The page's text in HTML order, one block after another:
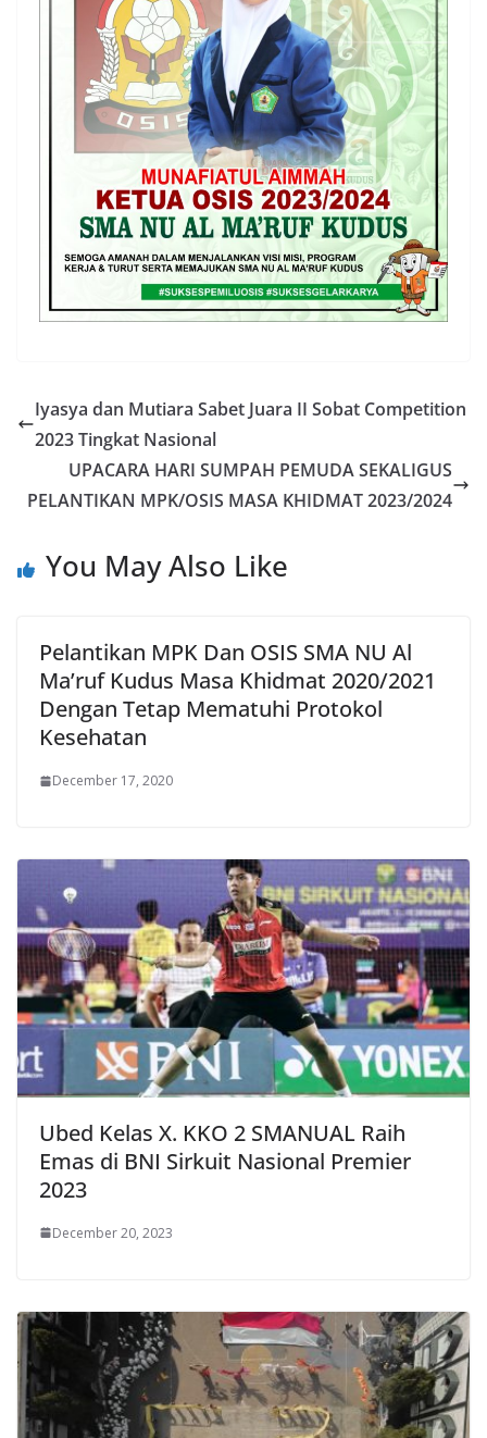
Iyasya dan Mutiara Sabet Juara II Sobat Competition
2023 Tingkat Nasional
UPACARA HARI SUMPAH PEMUDA SEKALIGUS
PELANTIKAN MPK/OSIS MASA KHIDMAT 2023/2024
You May Also Like
Pelantikan MPK Dan OSIS SMA NU Al
Ma’ruf Kudus Masa Khidmat 2020/2021
Dengan Tetap Mematuhi Protokol
Kesehatan
December 17, 2020
Ubed Kelas X. KKO 2 SMANUAL Raih
Emas di BNI Sirkuit Nasional Premier
2023
December 20, 2023